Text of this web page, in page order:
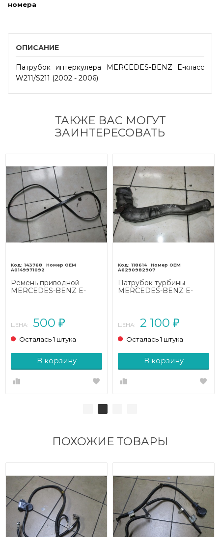
номера
ОПИСАНИЕ
Патрубок интеркулера MERCEDES-BENZ E-класс
W211/S211 (2002 - 2006)
ТАКЖЕ ВАС МОГУТ
ЗАИНТЕРЕСОВАТЬ
143768
A0149971092
Ремень приводной
MERCEDES-BENZ E-
ЦЕНА: 500 ₽
Осталась 1 штука
В корзину
118614
A6290982907
Патрубок турбины
MERCEDES-BENZ E-
ЦЕНА: 2 100 ₽
Осталась 1 штука
В корзину
ПОХОЖИЕ ТОВАРЫ